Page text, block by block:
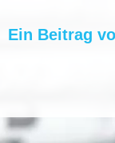
Ein Beitrag